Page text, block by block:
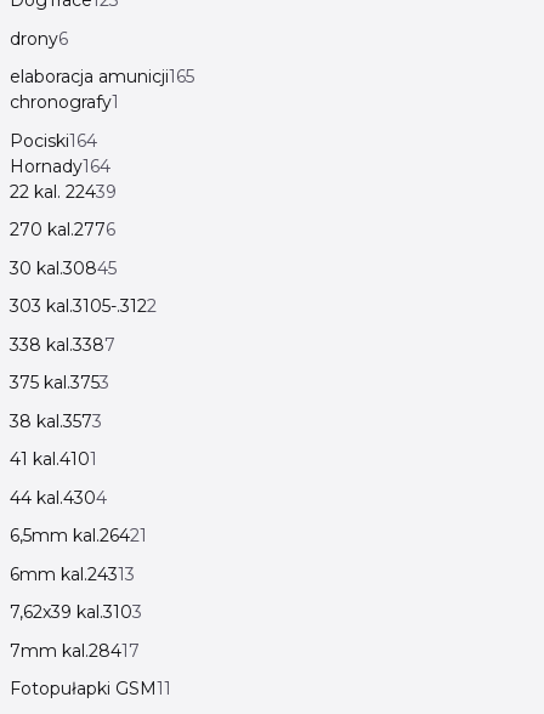
drony6
elaboracja amunicji165
chronografy1
Pociski164
Hornady164
22 kal. 22439
270 kal.2776
30 kal.30845
303 kal.3105-.3122
338 kal.3387
375 kal.3753
38 kal.3573
41 kal.4101
44 kal.4304
6,5mm kal.26421
6mm kal.24313
7,62x39 kal.3103
7mm kal.28417
Fotopułapki GSM11